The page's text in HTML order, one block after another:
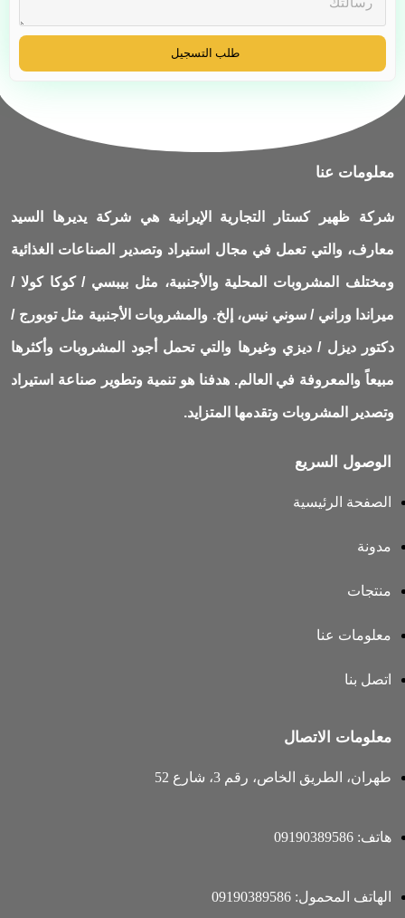
طلب التسجيل
معلومات عنا
شركة ظهير كستار التجارية الإيرانية هي شركة يديرها السيد
معارف، والتي تعمل في مجال استيراد وتصدير الصناعات الغذائية
ومختلف المشروبات المحلية والأجنبية، مثل بيبسي / كوكا كولا /
ميراندا وراني / سوني نيس، إلخ. والمشروبات الأجنبية مثل توبورج /
دكتور ديزل / ديزي وغيرها والتي تحمل أجود المشروبات وأكثرها
مبيعاً والمعروفة في العالم. هدفنا هو تنمية وتطوير صناعة استيراد
وتصدير المشروبات وتقدمها المتزايد.
الوصول السريع
الصفحة الرئيسية
مدونة
منتجات
معلومات عنا
اتصل بنا
معلومات الاتصال
طهران، الطريق الخاص، رقم 3، شارع 52
هاتف: 09190389586
الهاتف المحمول: 09190389586